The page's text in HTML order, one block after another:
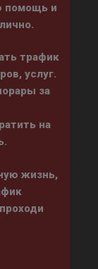
помощь и
трафик
услуг.
за
на
жизнь,